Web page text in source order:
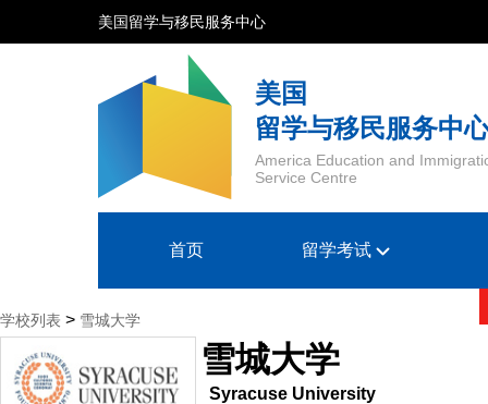
美国留学与移民服务中心
美国
留学与移民服务中
America Education and
Service Centre
首页 留学考试
学校列表 > 雪城大学
雪城大学
Syracuse University